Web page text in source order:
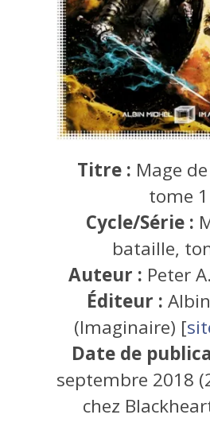
Titre : Mage
tome 1
Cycle/Série :
bataille,
Auteur : Peter
Éditeur :
(Imaginaire) [
Date de
septembre 2018
chez